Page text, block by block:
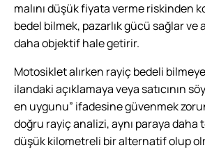
malını düşük fiyata verme riskinden
bedel bilmek, pazarlık gücü sağlar ve
daha objektif hale getirir.
Motosiklet alırken rayiç bedeli
ilandaki açıklamaya veya satıcının
en uygunu” ifadesine güvenmek
doğru rayiç analizi, aynı paraya daha
düşük kilometreli bir alternatif olup